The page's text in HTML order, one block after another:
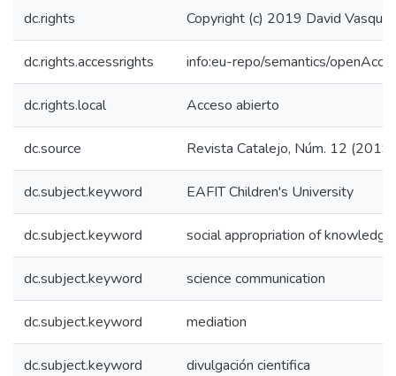
dc.rights Copyright (c) 2019 David
dc.rights.accessrights info:eu-repo/semantics/
dc.rights.local Acceso abierto
dc.source Revista Catalejo, Núm. 12 (2019)
dc.subject.keyword EAFIT Children's University
dc.subject.keyword social appropriation of knowledge
dc.subject.keyword science communication
dc.subject.keyword mediation
dc.subject.keyword divulgación cientifica